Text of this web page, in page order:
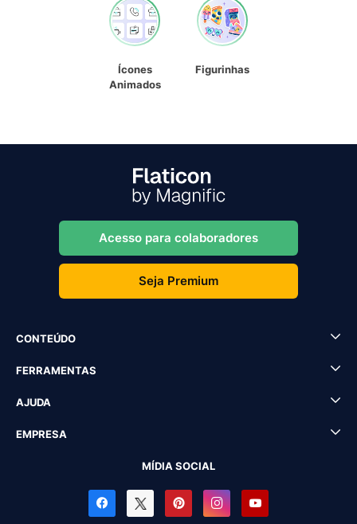
Ícones
Animados
Figurinhas
Acesso para colaboradores
Seja Premium
CONTEÚDO
FERRAMENTAS
AJUDA
EMPRESA
MÍDIA SOCIAL